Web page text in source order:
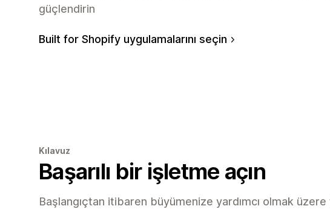
güçlendirin
Built for Shopify uygulamalarını seçin
Kılavuz
Başarılı bir işletme açın
Başlangıçtan itibaren büyümenize yardımcı olmak üzere